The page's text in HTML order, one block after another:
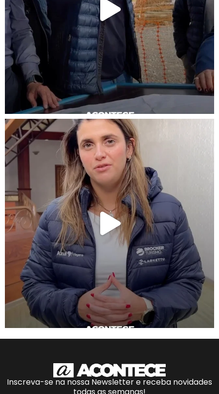
Inscreva-se na nossa Newsletter e receba novidades